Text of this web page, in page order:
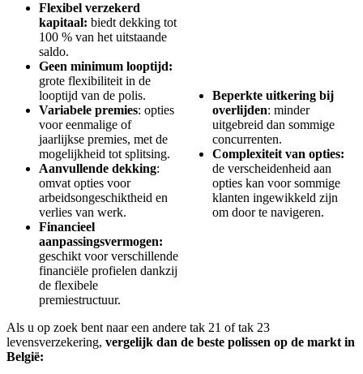
Flexibel verzekerd
kapitaal: biedt dekking tot
100 % van het uitstaande
saldo.
Geen minimum looptijd:
grote flexibiliteit in de
looptijd van de polis.
Variabele premies: opties
voor eenmalige of
jaarlijkse premies, met de
mogelijkheid tot splitsing.
Aanvullende dekking:
omvat opties voor
arbeidsongeschiktheid en
verlies van werk.
Financieel
aanpassingsvermogen:
geschikt voor verschillende
financiële profielen dankzij
de flexibele
premiestructuur.
Beperkte uitkering bij
overlijden: minder
uitgebreid dan sommige
concurrenten.
Complexiteit van opties:
de verscheidenheid aan
opties kan voor sommige
klanten ingewikkeld zijn
om door te navigeren.
Als u op zoek bent naar een andere tak 21 of tak 23
levensverzekering, vergelijk dan de beste polissen op de markt in
België: